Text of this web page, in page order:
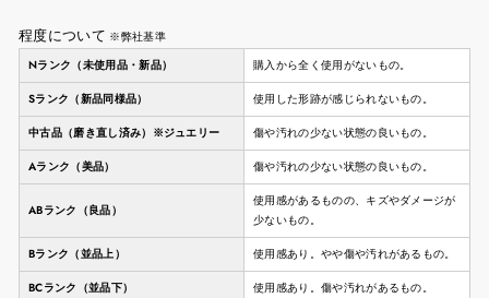
程度について ※弊社基準
Nランク（未使用品・新品）
購入から全く使用がないもの。
Sランク（新品同様品） 使用した形跡が感じられないもの。
中古品（磨き直し済み）※ジュエリー 傷や汚れの少ない状態の良いもの。
Aランク（美品） 傷や汚れの少ない状態の良いもの。
ABランク（良品）
使用感があるものの、キズやダメージが
少ないもの。
Bランク（並品上） 使用感あり。やや傷や汚れがあるもの。
BCランク（並品下） 使用感あり。傷や汚れがあるもの。